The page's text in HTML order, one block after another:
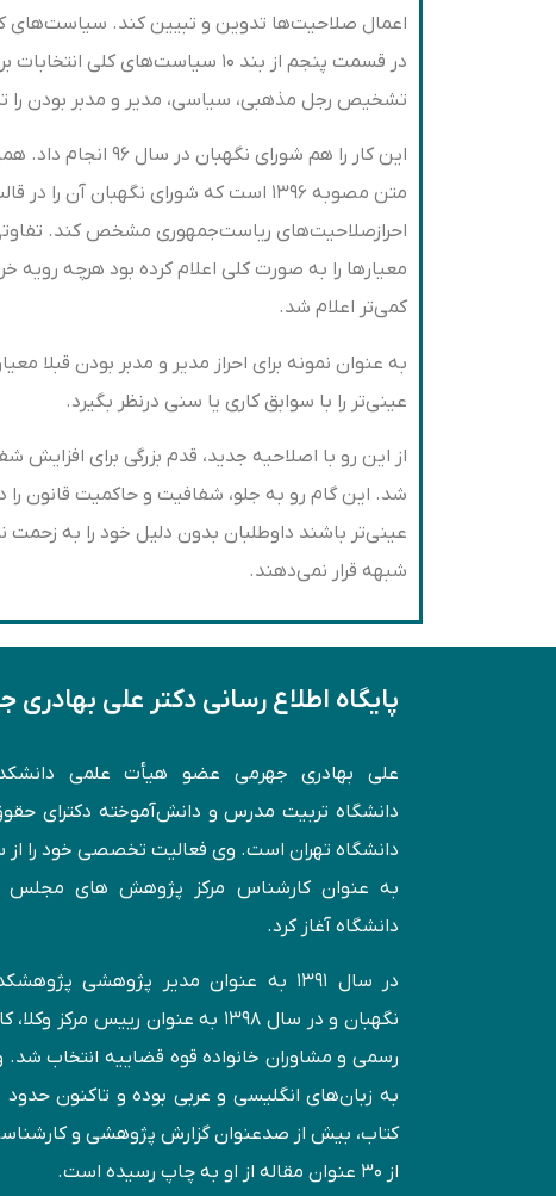
اعمال صلاحیت‌ها تدوین و تبیین کند. سیاست‌های
در قسمت پنجم از بند ۱۰
تشخیص رجل مذهبی، سیاسی، مدیر و مدبر بودن را
این کار را هم
متن مصوبه ۱۳۹۶ است که شورای نگهبان
احرازصلاحیت‌های ریاست‌جمهوری مشخص کند. تفاوتی
معیارها را به صورت کلی اعلام کرده بود هرچه
کمی‌تر اعلام شد.
به عنوان نمونه برای احراز مدیر و مدبر بودن قبلا
عینی‌تر را با سوابق کاری یا سنی درنظر بگیرد.
از این رو با اصلاحیه جدید، قدم بزرگی برای
شد. این گام رو به جلو، شفافیت و حاکمیت قانون را
عینی‌تر باشند داوطلبان بدون دلیل خود را به
شبهه قرار نمی‌دهند.
پایگاه اطلاع رسانی دکتر علی بهادری
علی بهادری جهرمی عضو هیأت علمی
دانشگاه تربیت مدرس و دانش‌آموخته دكترای
به عنوان کارشناس مركز پژوهش های
دانشگاه آغاز کرد.
در سال ۱۳۹۱ به عنوان مدير پژوهشی
نگهبان و در سال ۱۳۹۸ به عنوان رییس مرکز
رسمی و مشاوران خانواده قوه قضاییه انتخاب
كتاب، بیش از صدعنوان گزارش پژوهشی و
از ۳۰ عنوان مقاله از او به چاپ رسيده است.